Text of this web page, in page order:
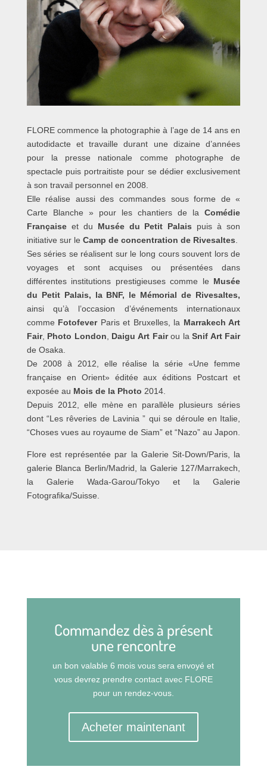
FLORE commence la photographie à l’age de 14 ans en
autodidacte et travaille durant une dizaine d’années
pour la presse nationale comme photographe de
spectacle puis portraitiste pour se dédier exclusivement
à son travail personnel en 2008.
Elle réalise aussi des commandes sous forme de «
Carte Blanche » pour les chantiers de laComédie
Françaiseet du Musée du Petit Palais puis à son
initiative sur le Camp de concentration de Rivesaltes
Ses séries se réalisent sur le long cours souvent lors de
voyages et sont acquises ou présentées dans
différentes institutions prestigieuses comme le Musée
du Petit Palais, la BNF, le Mémorial de Rivesaltes,
ainsi qu’à l’occasion d’événements internationaux
comme FotofeverParis et Bruxelles, la Marrakech Art
Fair, Photo London Daigu Art Fairou laSnif Art Fair
de Osaka.
De 2008 à 2012, elle réalise la série «Une femme
française en Orient» éditée aux éditions Postcart et
exposée au Mois de la Photo 2014.
Depuis 2012, elle mène en parallèle plusieurs séries
dont “Les rêveries de Lavinia ” qui se déroule en Italie,
“Choses vues au royaume de Siam” et “Nazo” au Japon.
Flore est représentée par la Galerie Sit-Down/Paris, la
galerie Blanca Berlin/Madrid, la Galerie 127/Marrakech,
la Galerie Wada-Garou/Tokyo et la Galerie
Fotografika/Suisse.
Commandez dès à présent
une rencontre
un bon valable 6 mois vous sera envoyé et
vous devrez prendre contact avec FLORE
pour un rendez-vous.
Acheter maintenant